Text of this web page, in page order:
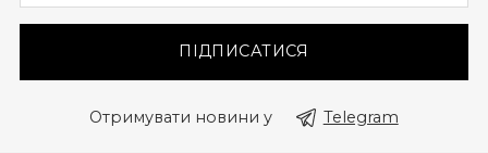
ПІДПИСАТИСЯ
Отримувати новини у Telegram